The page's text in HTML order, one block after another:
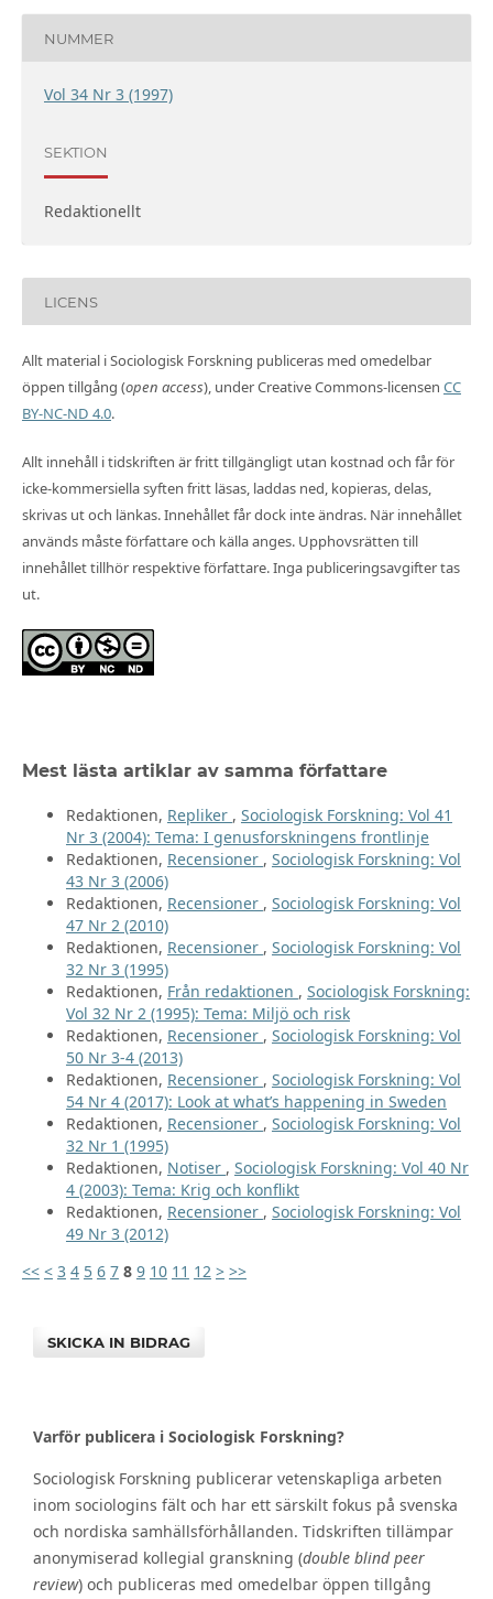
NUMMER
Vol 34 Nr 3 (1997)
SEKTION
Redaktionellt
LICENS
Allt material i Sociologisk Forskning publiceras med omedelbar
öppen tillgång (open access), under Creative Commons-licensen CC
BY-NC-ND 4.0.
Allt innehåll i tidskriften är fritt tillgängligt utan kostnad och får för
icke-kommersiella syften fritt läsas, laddas ned, kopieras, delas,
skrivas ut och länkas. Innehållet får dock inte ändras. När innehållet
används måste författare och källa anges. Upphovsrätten till
innehållet tillhör respektive författare. Inga publiceringsavgifter tas
ut.
Mest lästa artiklar av samma författare
Redaktionen, Repliker , Sociologisk Forskning: Vol 41
Nr 3 (2004): Tema: I genusforskningens frontlinje
Redaktionen, Recensioner , Sociologisk Forskning: Vol
43 Nr 3 (2006)
Redaktionen, Recensioner , Sociologisk Forskning: Vol
47 Nr 2 (2010)
Redaktionen, Recensioner , Sociologisk Forskning: Vol
32 Nr 3 (1995)
Redaktionen, Från redaktionen , Sociologisk Forskning:
Vol 32 Nr 2 (1995): Tema: Miljö och risk
Redaktionen, Recensioner , Sociologisk Forskning: Vol
50 Nr 3-4 (2013)
Redaktionen, Recensioner , Sociologisk Forskning: Vol
54 Nr 4 (2017): Look at what’s happening in Sweden
Redaktionen, Recensioner , Sociologisk Forskning: Vol
32 Nr 1 (1995)
Redaktionen, Notiser , Sociologisk Forskning: Vol 40 Nr
4 (2003): Tema: Krig och konflikt
Redaktionen, Recensioner , Sociologisk Forskning: Vol
49 Nr 3 (2012)
<< < 3 4 5 6 7 8 9 10 11 12 > >>
SKICKA IN BIDRAG
Varför publicera i Sociologisk Forskning?
Sociologisk Forskning publicerar vetenskapliga arbeten
inom sociologins fält och har ett särskilt fokus på svenska
och nordiska samhällsförhållanden. Tidskriften tillämpar
anonymiserad kollegial granskning (double blind peer
review) och publiceras med omedelbar öppen tillgång